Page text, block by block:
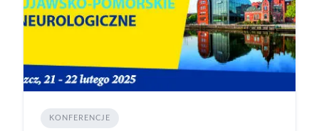
KONFERENCJE